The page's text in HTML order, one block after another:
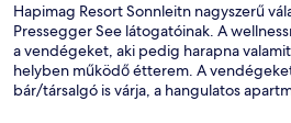
Hapimag Resort Sonnleitn nagyszerű
Pressegger See látogatóinak. A
a vendégeket, aki pedig harapna
helyben működő étterem. A
bár/társalgó is várja, a hangulatos